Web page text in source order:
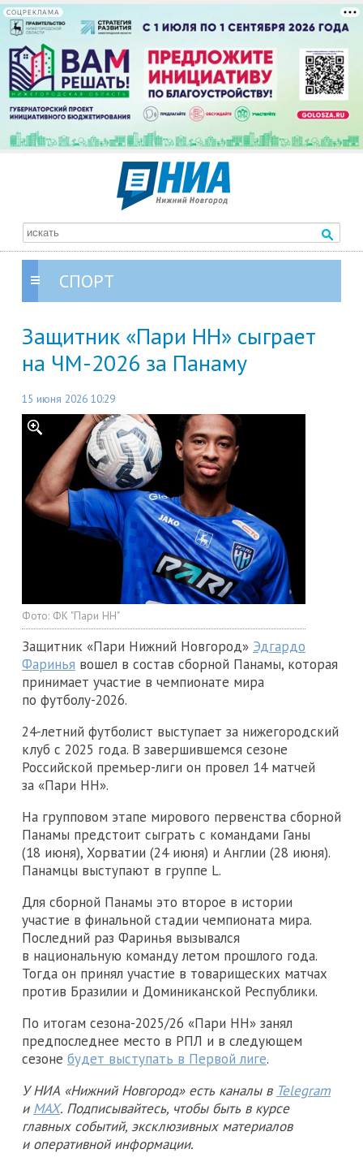
СОЦРЕКЛАМА
СПОРТ
Защитник «Пари НН» сыграет
на ЧМ-2026 за Панаму
15 июня 2026 10:29
Фото: ФК "Пари НН"
Защитник «Пари Нижний Новгород» Эдгардо
Фаринья вошел в состав сборной Панамы, которая
принимает участие в чемпионате мира
по футболу-2026.
24-летний футболист выступает за нижегородский
клуб с 2025 года. В завершившемся сезоне
Российской премьер-лиги он провел 14 матчей
за «Пари НН».
На групповом этапе мирового первенства сборной
Панамы предстоит сыграть с командами Ганы
(18 июня), Хорватии (24 июня) и Англии (28 июня).
Панамцы выступают в группе L.
Для сборной Панамы это второе в истории
участие в финальной стадии чемпионата мира.
Последний раз Фаринья вызывался
в национальную команду летом прошлого года.
Тогда он принял участие в товарищеских матчах
против Бразилии и Доминиканской Республики.
По итогам сезона-2025/26 «Пари НН» занял
предпоследнее место в РПЛ и в следующем
сезоне будет выступать в Первой лиге.
У НИА «Нижний Новгород» есть каналы в Telegram
и MAX. Подписывайтесь, чтобы быть в курсе
главных событий, эксклюзивных материалов
и оперативной информации.